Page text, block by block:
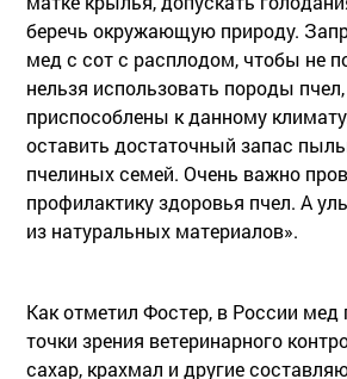
беречь окружающую природу.
мед с сот с расплодом, чтобы не
нельзя использовать породы
приспособлены к данному
оставить достаточный запас
пчелиных семей. Очень важно
профилактику здоровья пчел. А
из натуральных материалов».
Как отметил Фостер, в России мед
точки зрения ветеринарного
сахар, крахмал и другие